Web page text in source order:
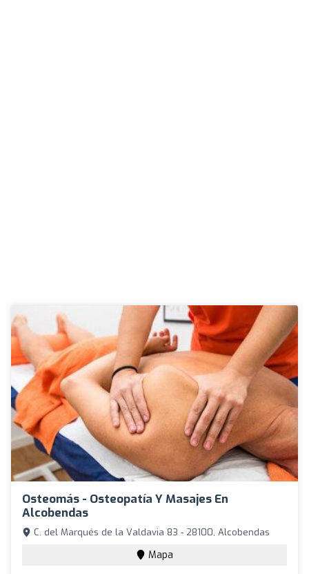
Osteomás - Osteopatía Y Masajes En
Alcobendas
C. del Marqués de la Valdavia 83 - 28100, Alcobendas
Mapa